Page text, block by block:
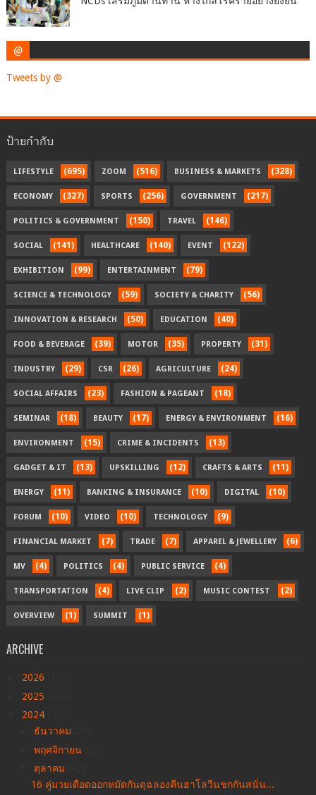
@
Tweets by @
ป้ายกำกับ
LIFESTYLE (695) ZOOM (516) BUSINESS & MARKETS (328)
ECONOMY (327) SPORTS (256) GOVERNMENT (217)
POLITICS & GOVERNMENT (150) TRAVEL (146)
SOCIAL (141) HEALTHCARE (140) EVENT (122)
EXHIBITION (99) ENTERTAINMENT (79)
SCIENCE & TECHNOLOGY (59) SOCIETY & CHARITY (56)
INNOVATION & RESEARCH (50) EDUCATION (40)
FOOD & BEVERAGE (39) MOTOR (35) PROPERTY (31)
INDUSTRY (29) CSR (26) AGRICULTURE (24)
SOCIAL AFFAIRS (23) FASHION & PAGEANT (18)
SEMINAR (18) BEAUTY (17) ENERGY & ENVIRONMENT (16)
ENVIRONMENT (15) CRIME & INCIDENTS (13)
GADGET & IT (13) UPSKILLING (12) CRAFTS & ARTS (11)
ENERGY (11) BANKING & INSURANCE (10) DIGITAL (10)
FORUM (10) VIDEO (10) TECHNOLOGY (9)
FINANCIAL MARKET (7) TRADE (7) APPAREL & JEWELLERY (6)
MV (4) POLITICS (4) PUBLIC SERVICE (4)
TRANSPORTATION (4) LIVE CLIP (2) MUSIC CONTEST (2)
OVERVIEW (1) SUMMIT (1)
ARCHIVE
2026
2025
2024
ธันวาคม
พฤศจิกายน
ตุลาคม
16 คู่มวยเดือดออกหมัดกันดุฉลองคืนฮาโลวีนชกกันสนั่น...